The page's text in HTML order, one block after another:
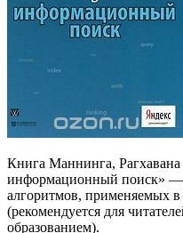
Книга Маннинга,
информационный поиск»
алгоритмов, применяемых
(рекомендуется для
образованием).